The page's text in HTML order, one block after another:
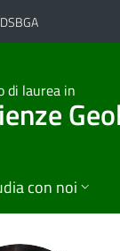
DSBGA
di laurea in
con noi